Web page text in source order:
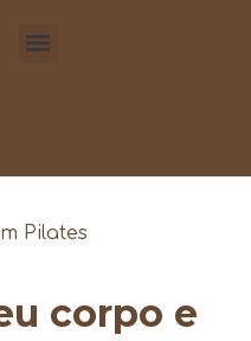
Pilates
corpo e